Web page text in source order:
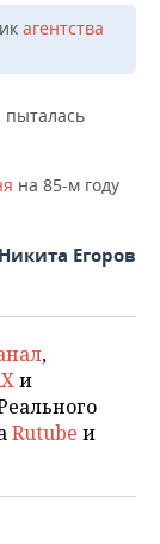
агентства
пыталась
на 85-м году
Никита Егоров
,
и
Rutube и